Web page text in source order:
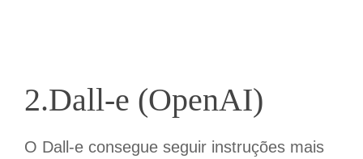
2.Dall-e (OpenAI)
O Dall-econsegue seguir instruções mais